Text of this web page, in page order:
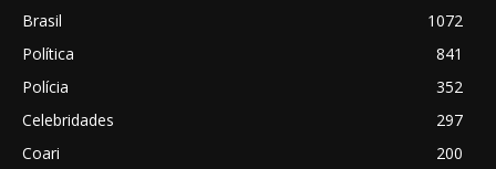
Brasil
1072
Política
841
Polícia
352
Celebridades
297
Coari
200